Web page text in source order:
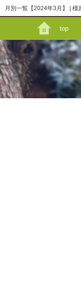
月別一覧【2024年3月】 | 橿
top